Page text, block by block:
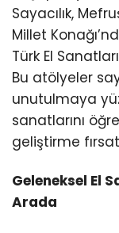
Sayacılık,
Millet
Türk El
Bu atölyeler
unutulmaya
sanatlarını
geliştirme
Geleneksel El
Arada